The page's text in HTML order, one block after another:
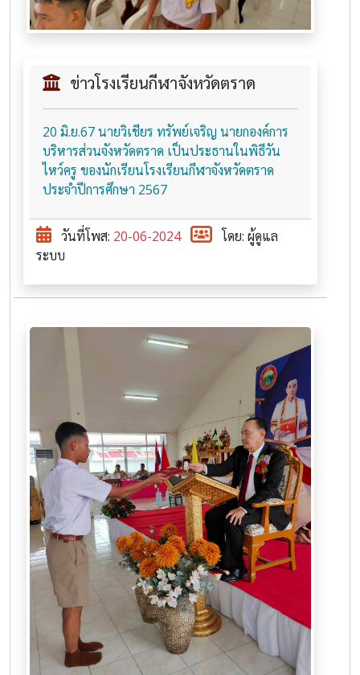
ข่าวโรงเรียนกีฬาจังหวัดตราด
20 มิ.ย.67 นายวิเชียร ทรัพย์เจริญ นายกองค์การ
บริหารส่วนจังหวัดตราด เป็นประธานในพิธีวัน
ไหว์ครู ของนักเรียนโรงเรียนกีฬาจังหวัดตราด
ประจำปีการศึกษา 2567
วันที่โพส: 20-06-2024
โดย: ผู้ดูแล
ระบบ